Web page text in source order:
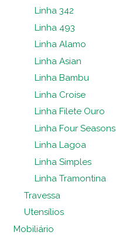
Linha 342
Linha 493
Linha Alamo
Linha Asian
Linha Bambu
Linha Croise
Linha Filete Ouro
Linha Four Seasons
Linha Lagoa
Linha Simples
Linha Tramontina
Travessa
Utensílios
Mobiliário